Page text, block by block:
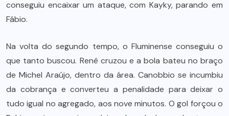
conseguiu encaixar um ataque, com Kayky, parando em
Fábio.
Na volta do segundo tempo, o Fluminense conseguiu o
que tanto buscou. Renê cruzou e a bola bateu no braço
de Michel Araújo, dentro da área. Canobbio se incumbiu
da cobrança e converteu a penalidade para deixar o
tudo igual no agregado, aos nove minutos. O gol forçou o